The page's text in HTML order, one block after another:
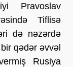
Pravoslav
Tiflisə
də nəzərdə
qədər əvvəl
Rusiya